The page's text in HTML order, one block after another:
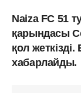
Naiza FC 51
қарындасы
қол
хабарлайды.